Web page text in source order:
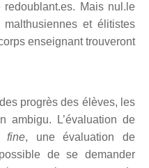
es. Mais nul.le
et élitistes
enseignanttrouveront
progrès des élèves, les
ambigu.
L’évaluation de
fine, une évaluation de
de se demander